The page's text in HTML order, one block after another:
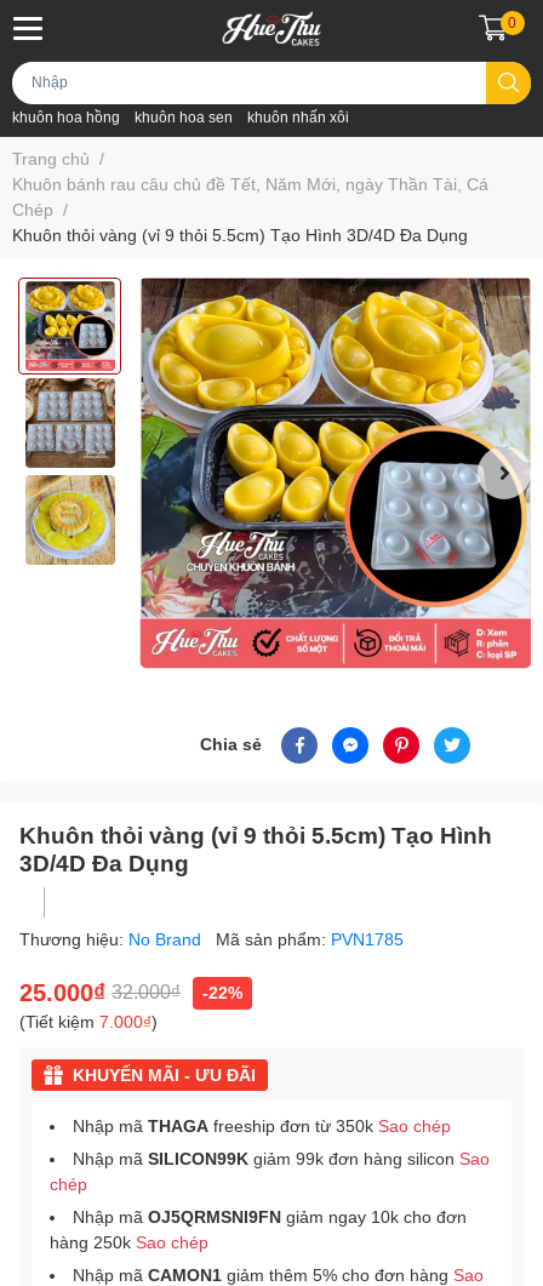
khuôn hoa hồng khuôn hoa sen khuôn nhấn xôi
0
Trang chủ /
Khuôn bánh rau câu chủ đề Tết, Năm Mới, ngày Thần Tài, Cá
Chép /
Khuôn thỏi vàng (vỉ 9 thỏi 5.5cm) Tạo Hình 3D/4D Đa Dụng
Chia sẻ
Khuôn thỏi vàng (vỉ 9 thỏi 5.5cm) Tạo Hình
3D/4D Đa Dụng
Thương hiệu: No Brand Mã sản phẩm: PVN1785
25.000₫ 32.000₫
-22%
(Tiết kiệm 7.000₫)
KHUYẾN MÃI - ƯU ĐÃI
Nhập mã THAGA freeship đơn từ 350k Sao chép
Nhập mã SILICON99K giảm 99k đơn hàng silicon Sao
chép
Nhập mã OJ5QRMSNI9FN giảm ngay 10k cho đơn
hàng 250k Sao chép
Nhập mã CAMON1 giảm thêm 5% cho đơn hàng Sao